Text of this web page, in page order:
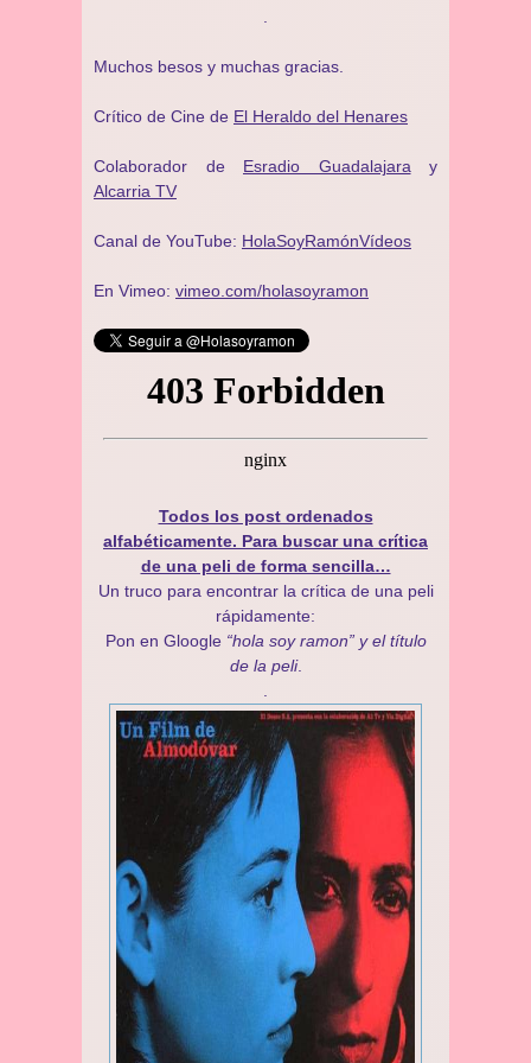
Muchos besos y muchas gracias.
Crítico de Cine de El Heraldo del Henares
Colaborador de Esradio Guadalajara y
Alcarria TV
Canal de YouTube: HolaSoyRamónVídeos
En Vimeo: vimeo.com/holasoyramon
Todos los post ordenados
alfabéticamente. Para buscar una crítica
de una peli de forma sencilla…
Un truco para encontrar la crítica de una peli
rápidamente:
Pon en Gloogle “hola soy ramon” y el título
de la peli.